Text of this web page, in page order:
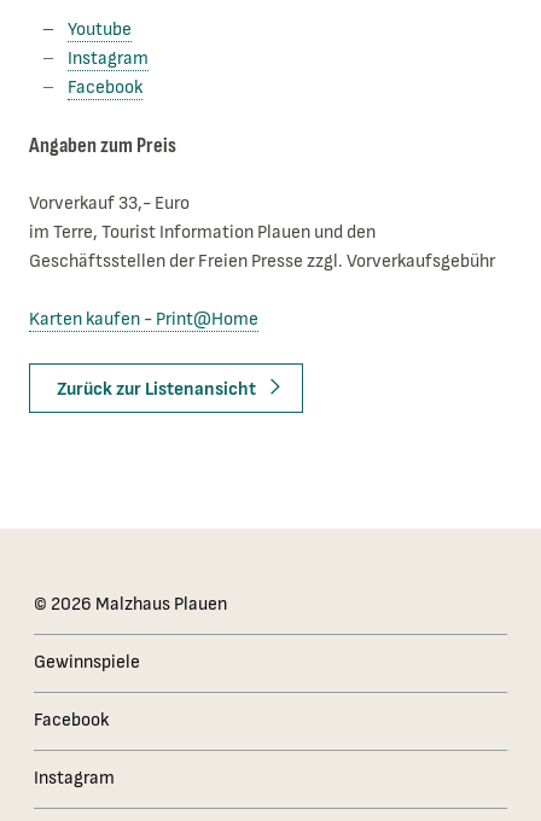
Youtube
Instagram
Facebook
Angaben zum Preis
Vorverkauf 33,- Euro
im Terre, Tourist Information Plauen und den
Geschäftsstellen der Freien Presse zzgl. Vorverkaufsgebühr
Karten kaufen - Print@Home
Zurück zur Listenansicht
Das Kleingedruckte
© 2026 Malzhaus Plauen
Gewinnspiele
Facebook
Instagram